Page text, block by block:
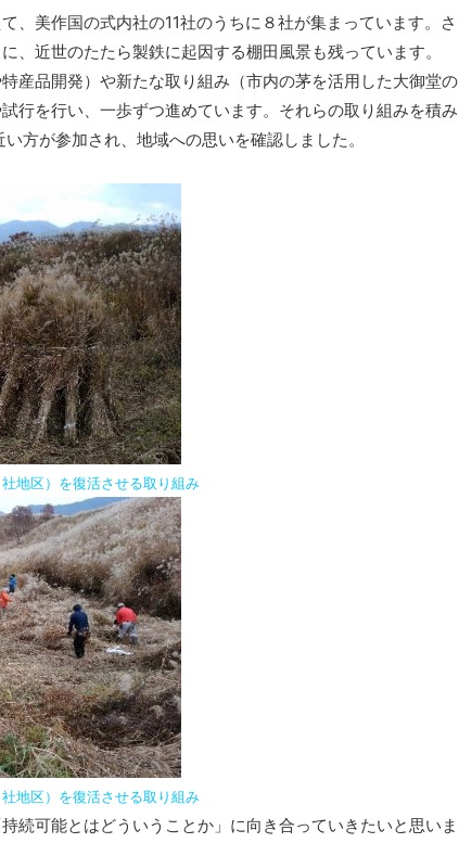
美作国の式内社の11社のうちに８社が集まっています。さ
近世のたたら製鉄に起因する棚田風景も残っています。
産品開発）や新たな取り組み（市内の茅を活用した大御堂の
行を行い、一歩ずつ進めています。それらの取り組みを積み
方が参加され、地域への思いを確認しました。
地区）を復活させる取り組み
地区）を復活させる取り組み
可能とはどういうことか」に向き合っていきたいと思いま